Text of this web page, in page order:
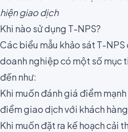
hiện giao dịch
Khi nào sử dụng T-NPS?
Các biểu mẫu khảo sát T-
doanh nghiệp có một số mục
đến như:
Khi muốn đánh giá điểm
điểm giao dịch với khách hàng
Khi muốn đặt ra kế hoạch cải